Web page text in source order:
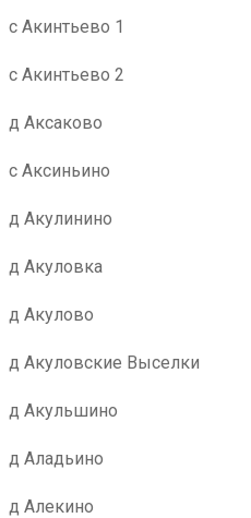
с Акинтьево 1
с Акинтьево 2
д Аксаково
с Аксиньино
д Акулинино
д Акуловка
д Акулово
д Акуловские Выселки
д Акульшино
д Аладьино
д Алекино